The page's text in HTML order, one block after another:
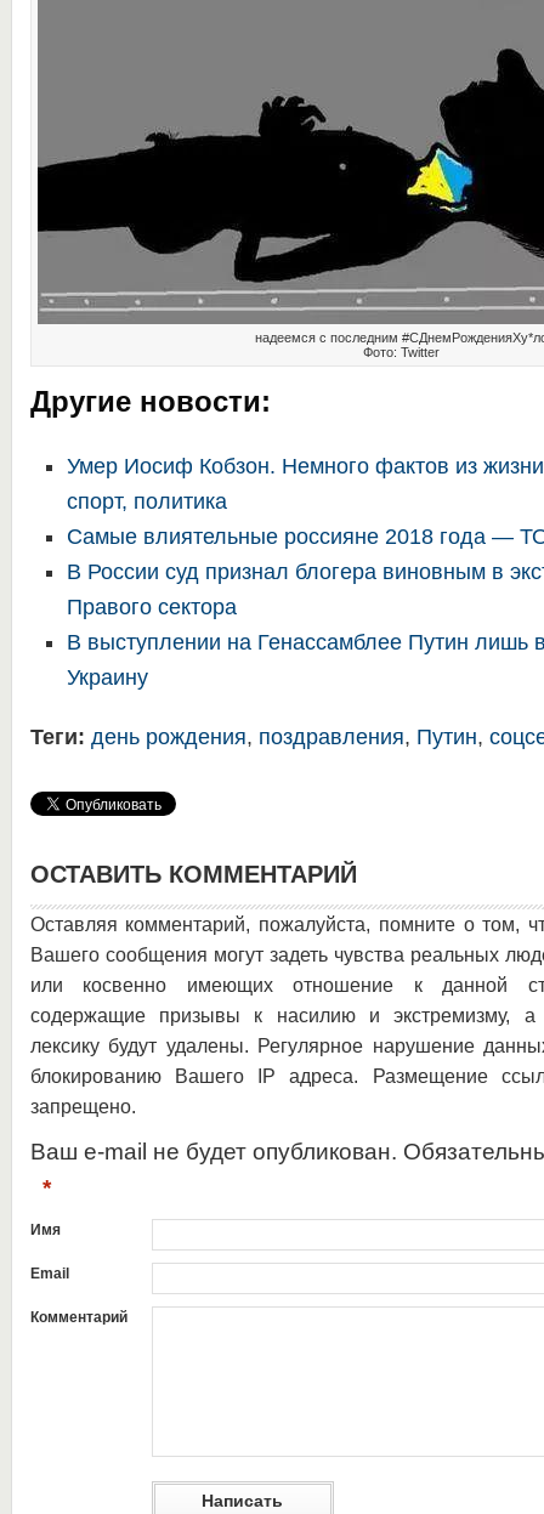
надеемся с последним
Фото: Twitter
Другие новости:
Умер Иосиф Кобзон. Немного фактов из
спорт, политика
Самые влиятельные россияне 2018 года —
В России суд признал блогера виновным в
Правого сектора
В выступлении на Генассамблее Путин лишь
Украину
Теги: день рождения, поздравления, Путин,
ОСТАВИТЬ КОММЕНТАРИЙ
Оставляя комментарий, пожалуйста, помните о том,
Вашего сообщения могут задеть чувства реальных
или косвенно имеющих отношение к данной
содержащие призывы к насилию и экстремизму, а
лексику будут удалены. Регулярное нарушение
блокированию Вашего IP адреса. Размещение
запрещено.
Ваш e-mail не будет опубликован.
*
Имя
Email
Комментарий